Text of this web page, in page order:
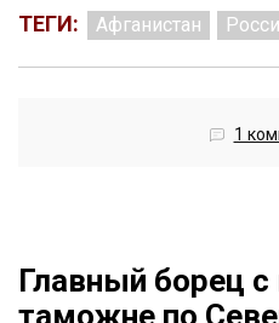
ТЕГИ: Афганистан
1
Главный борец с